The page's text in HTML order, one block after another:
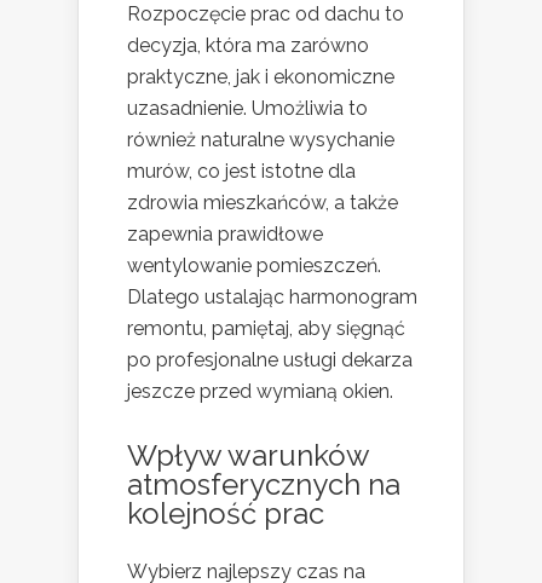
Rozpoczęcie prac od dachu to
decyzja, która ma zarówno
praktyczne, jak i ekonomiczne
uzasadnienie. Umożliwia to
również naturalne wysychanie
murów, co jest istotne dla
zdrowia mieszkańców, a także
zapewnia prawidłowe
wentylowanie pomieszczeń.
Dlatego ustalając harmonogram
remontu, pamiętaj, aby sięgnąć
po profesjonalne usługi dekarza
jeszcze przed wymianą okien.
Wpływ warunków
atmosferycznych na
kolejność prac
Wybierz najlepszy czas na